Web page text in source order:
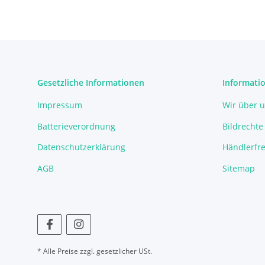
Gesetzliche Informationen
Impressum
Batterieverordnung
Datenschutzerklärung
AGB
Wir über
Sitemap
* Alle Preise zzgl. gesetzlicher USt.